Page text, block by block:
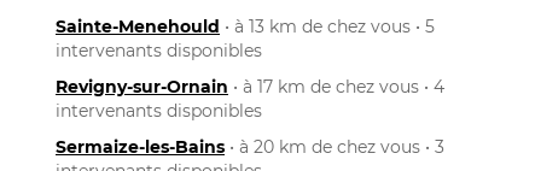
Sainte-Menehould • à 13 km de chez vous • 5
intervenants disponibles
Revigny-sur-Ornain • à 17 km de chez vous • 4
intervenants disponibles
Sermaize-les-Bains • à 20 km de chez vous • 3